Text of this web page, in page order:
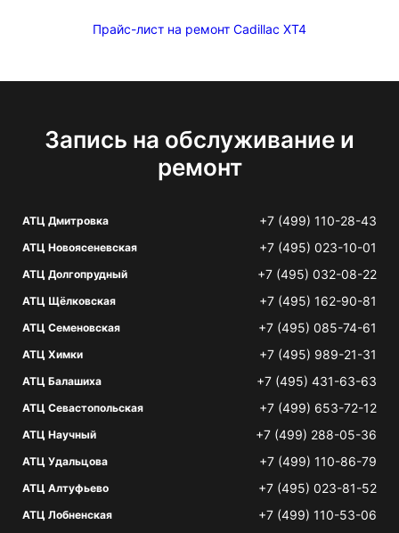
Прайс-лист на ремонт Cadillac XT4
Запись на обслуживание и
ремонт
АТЦ Дмитровка +7 (499) 110-28-43
АТЦ Новоясеневская +7 (495) 023-10-01
АТЦ Долгопрудный +7 (495) 032-08-22
АТЦ Щёлковская +7 (495) 162-90-81
АТЦ Семеновская +7 (495) 085-74-61
АТЦ Химки +7 (495) 989-21-31
АТЦ Балашиха +7 (495) 431-63-63
АТЦ Севастопольская +7 (499) 653-72-12
АТЦ Научный +7 (499) 288-05-36
АТЦ Удальцова +7 (499) 110-86-79
АТЦ Алтуфьево +7 (495) 023-81-52
АТЦ Лобненская +7 (499) 110-53-06